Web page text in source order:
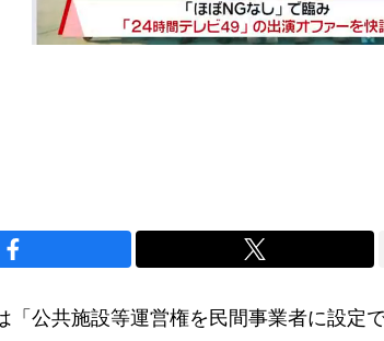
公共施設等運営権を民間事業者に設定